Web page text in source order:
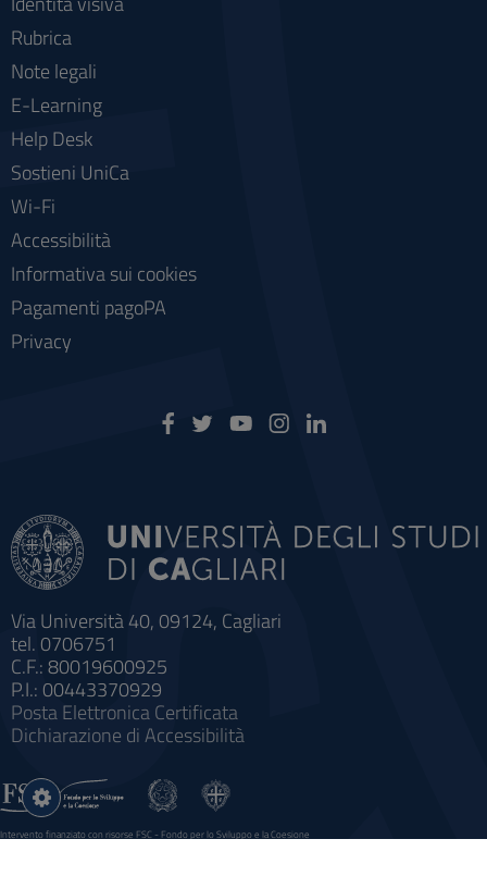
Via Università 40, 09124, Cagliari
tel. 0706751
C.F.: 80019600925
P.I.: 00443370929
Posta Elettronica Certificata
Dichiarazione di Accessibilità
Rubrica
Note legali
E-Learning
Help Desk
Sostieni UniCa
Wi-Fi
Accessibilità
Informativa sui cookies
Pagamenti pagoPA
Privacy
Intervento finanziato con risorse FSC - Fondo per lo Sviluppo e la Coesione
Impostazioni
cookie